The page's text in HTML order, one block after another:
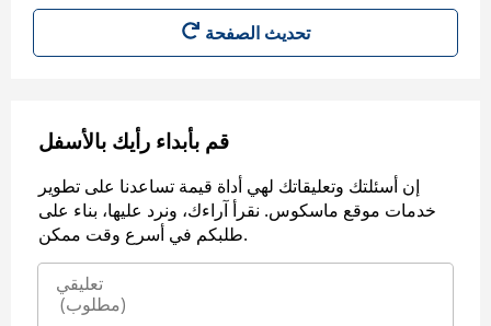
تحديث الصفحة
قم بأبداء رأيك بالأسفل
إن أسئلتك وتعليقاتك لهي أداة قيمة تساعدنا على تطوير
خدمات موقع ماسكوس. نقرأ آراءك، ونرد عليها، بناء على
طلبكم في أسرع وقت ممكن.